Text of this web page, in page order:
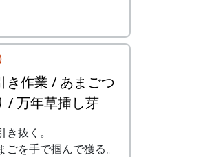
由があって、それが
を散布する。
撒くことも出来なく
う横着はしません。
き作業 / あまごつ
/ 万年草挿し芽
抜く。
を手で掴んで獲る。